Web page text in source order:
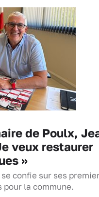
de Poulx,
veux restaurer
»
confie sur ses
la commune.